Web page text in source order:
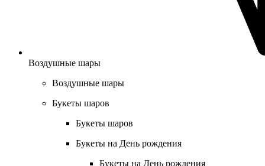
Воздушные шары
Воздушные шары
Букеты шаров
Букеты шаров
Букеты на День рождения
Букеты на День рождения